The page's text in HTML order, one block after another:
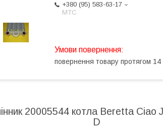
+380 (95) 583-63-17
МТС
повернення товару протягом 14
20005544 котла Beretta
D